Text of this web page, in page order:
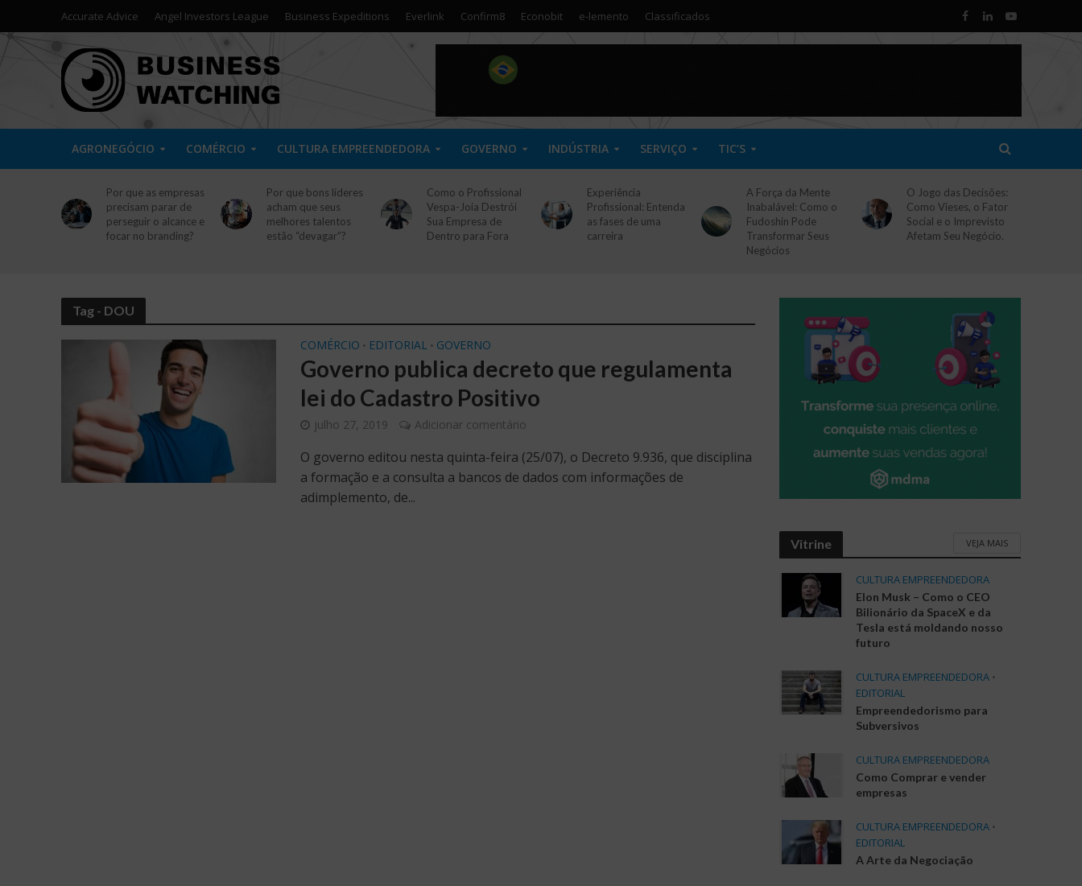
Accurate Advice Angel Investors League Business Expeditions Everlink Confirm8 Econobit e-lemento Classificados
AGRONEGÓCIO COMÉRCIO CULTURA EMPREENDEDORA GOVERNO INDÚSTRIA SERVIÇO TIC’S
Por que as empresas
precisam parar de
perseguir o alcance e
focar no branding?
Por que bons líderes
acham que seus
melhores talentos
estão “devagar”?
Como o Profissional
Vespa-Joia Destrói
Sua Empresa de
Dentro para Fora
Experiência
Profissional: Entenda
as fases de uma
carreira
A Força da Mente
Inabalável: Como o
Fudoshin Pode
Transformar Seus
Negócios
O Jogo das Decisões:
Como Vieses, o Fator
Social e o Imprevisto
Afetam Seu Negócio.
Tag - DOU
COMÉRCIO • EDITORIAL • GOVERNO
Governo publica decreto que regulamenta
lei do Cadastro Positivo
julho 27, 2019 Adicionar comentário
O governo editou nesta quinta-feira (25/07), o Decreto 9.936, que disciplina
a formação e a consulta a bancos de dados com informações de
adimplemento, de...
Vitrine VEJA MAIS
CULTURA EMPREENDEDORA
Elon Musk – Como o CEO
Bilionário da SpaceX e da
Tesla está moldando nosso
futuro
CULTURA EMPREENDEDORA •
EDITORIAL
Empreendedorismo para
Subversivos
CULTURA EMPREENDEDORA
Como Comprar e vender
empresas
CULTURA EMPREENDEDORA •
EDITORIAL
A Arte da Negociação